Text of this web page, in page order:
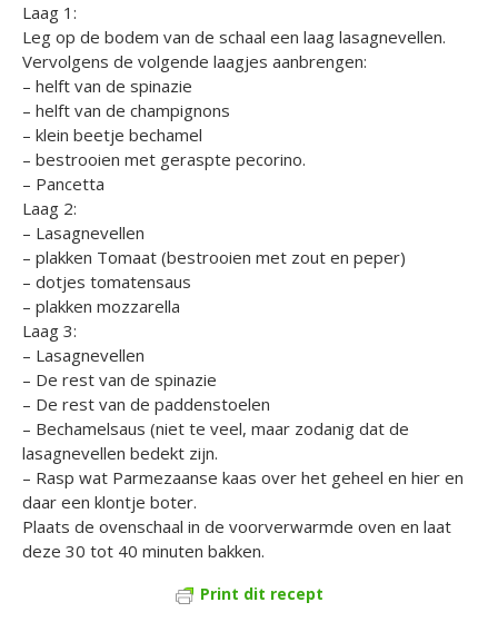
Laag 1:
Leg op de bodem van de schaal een laag lasagnevellen.
Vervolgens de volgende laagjes aanbrengen:
– helft van de spinazie
– helft van de champignons
– klein beetje bechamel
– bestrooien met geraspte pecorino.
– Pancetta
Laag 2:
– Lasagnevellen
– plakken Tomaat (bestrooien met zout en peper)
– dotjes tomatensaus
– plakken mozzarella
Laag 3:
– Lasagnevellen
– De rest van de spinazie
– De rest van de paddenstoelen
– Bechamelsaus (niet te veel, maar zodanig dat de
lasagnevellen bedekt zijn.
– Rasp wat Parmezaanse kaas over het geheel en hier en
daar een klontje boter.
Plaats de ovenschaal in de voorverwarmde oven en laat
deze 30 tot 40 minuten bakken.
Print dit recept